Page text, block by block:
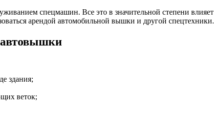
спецмашин. Все это в значительной степени влияет
арендой автомобильной вышки и другой спецтехники.
здания;
веток;